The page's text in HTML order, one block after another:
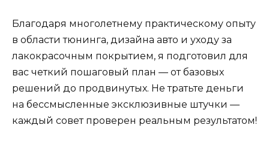
Благодаря многолетнему практическому опыту
в области тюнинга, дизайна авто и уходу за
лакокрасочным покрытием, я подготовил для
вас четкий пошаговый план — от базовых
решений до продвинутых. Не тратьте деньги
на бессмысленные эксклюзивные штучки —
каждый совет проверен реальным результатом!